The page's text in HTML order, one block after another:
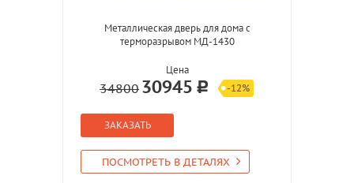
Металлическая дверь для дома с
терморазрывом МД-1430
Цена
34800 30945 -12%
ЗАКАЗАТЬ
ПОСМОТРЕТЬ В ДЕТАЛЯХ